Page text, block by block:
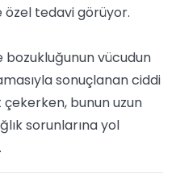
özel tedavi görüyor.
vücudun
sonuçlanan ciddi
bunun uzun
sorunlarına yol